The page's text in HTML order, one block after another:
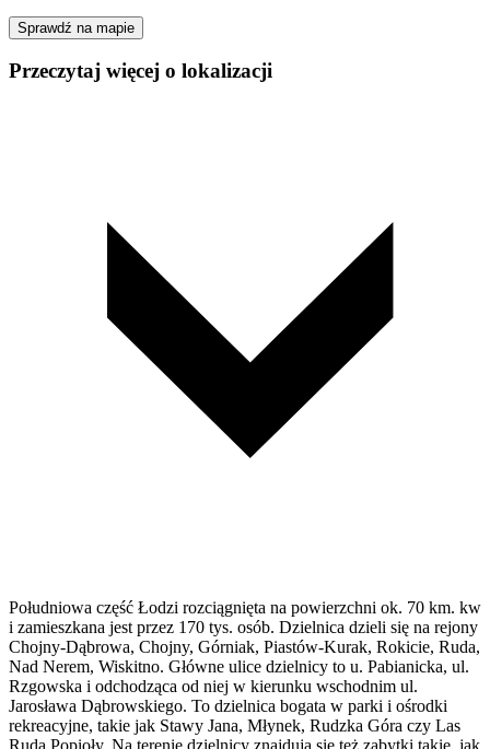
Sprawdź na mapie
Przeczytaj więcej o lokalizacji
Południowa część Łodzi rozciągnięta na powierzchni ok. 70 km. kw
i zamieszkana jest przez 170 tys. osób. Dzielnica dzieli się na rejony
Chojny-Dąbrowa, Chojny, Górniak, Piastów-Kurak, Rokicie, Ruda,
Nad Nerem, Wiskitno. Główne ulice dzielnicy to u. Pabianicka, ul.
Rzgowska i odchodząca od niej w kierunku wschodnim ul.
Jarosława Dąbrowskiego. To dzielnica bogata w parki i ośrodki
rekreacyjne, takie jak Stawy Jana, Młynek, Rudzka Góra czy Las